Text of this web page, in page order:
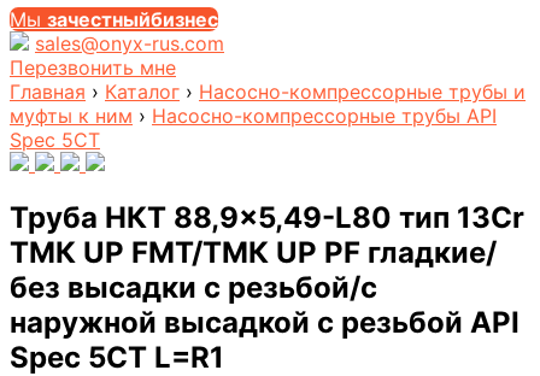
Мы зачестныйбизнес
sales@onyx-rus.com
Перезвонить мне
Главная › Каталог › Насосно-компрессорные трубы и
муфты к ним › Насосно-компрессорные трубы API
Spec 5CT
Труба НКТ 88,9×5,49-L80 тип 13Cr
ТМК UP FMT/ТМК UP PF гладкие/
без высадки с резьбой/с
наружной высадкой с резьбой API
Spec 5CT L=R1